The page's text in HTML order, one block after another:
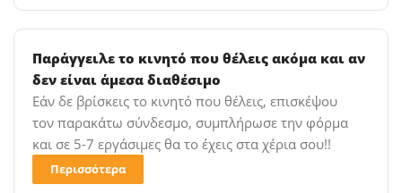
Παράγγειλε το κινητό που θέλεις ακόμα και αν
δεν είναι άμεσα διαθέσιμο
Εάν δε βρίσκεις το κινητό που θέλεις, επισκέψου
τον παρακάτω σύνδεσμο, συμπλήρωσε την φόρμα
και σε 5-7 εργάσιμες θα το έχεις στα χέρια σου!!
Περισσότερα